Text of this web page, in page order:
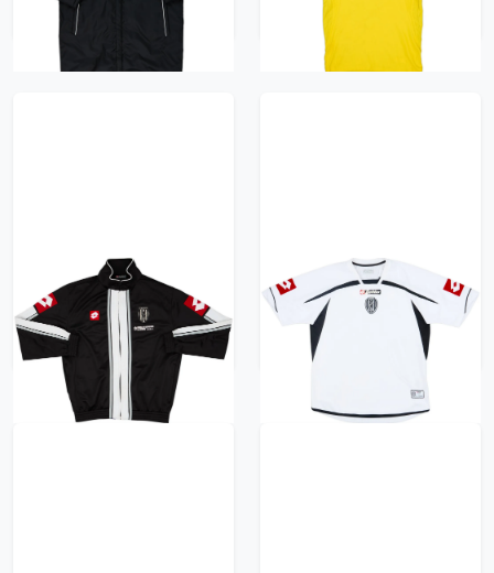
522 kr / £59.99
2003-04 Cesena Lotto
Track Jacket - 7/10 - (L)
470 kr / £53.99
2009-10 Cesena Home
Shirt - 7/10 - (L)
470 kr / £53.99